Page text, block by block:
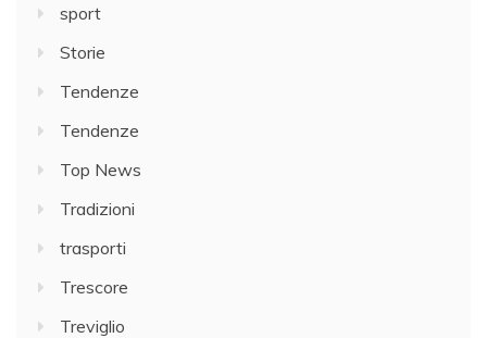
sport
Storie
Tendenze
Tendenze
Top News
Tradizioni
trasporti
Trescore
Treviglio